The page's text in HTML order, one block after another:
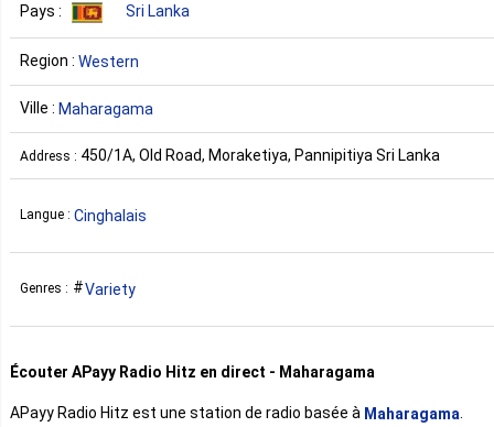
Pays : Sri Lanka
Region : Western
Ville : Maharagama
Address : 450/1A, Old Road, Moraketiya, Pannipitiya Sri Lanka
Langue : Cinghalais
Genres : Variety
Écouter APayy Radio Hitz en direct - Maharagama
APayy Radio Hitz est une station de radio basée à Maharagama